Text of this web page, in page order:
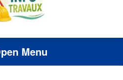
Menu